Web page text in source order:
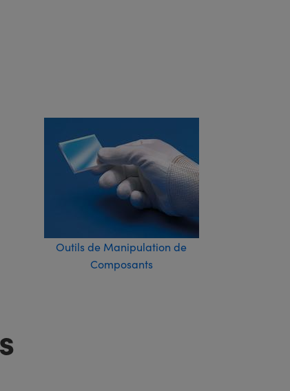
Outils de Manipulation de
Composants